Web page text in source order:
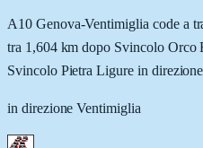
A10 Genova-Ventimiglia code a
tra 1,604 km dopo Svincolo Orco
Svincolo Pietra Ligure in
in direzione Ventimiglia